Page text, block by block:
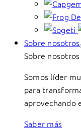
Sobre nosotros
Sobre nosotros
Somos líder
para
aprovechando
Saber más